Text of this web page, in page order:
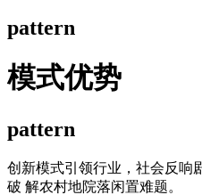
pattern
模式优势
pattern
创新模式引领行业，社会反响
破 解农村地院落闲置难题。